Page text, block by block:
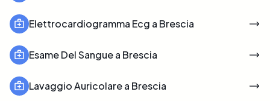
Elettrocardiogramma Ecg a Brescia
Esame Del Sangue a Brescia
Lavaggio Auricolare a Brescia